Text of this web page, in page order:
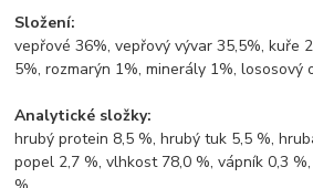
Složení:
vepřové 36%, vepřový vývar 35,5%, kuře
5%, rozmarýn 1%, minerály 1%, lososový
Analytické složky:
hrubý protein 8,5 %, hrubý tuk 5,5 %,
popel 2,7 %, vlhkost 78,0 %, vápník 0,3